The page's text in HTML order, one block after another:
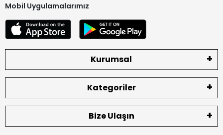
Mobil Uygulamalarımız
Kurumsal
Kategoriler
Bize Ulaşın